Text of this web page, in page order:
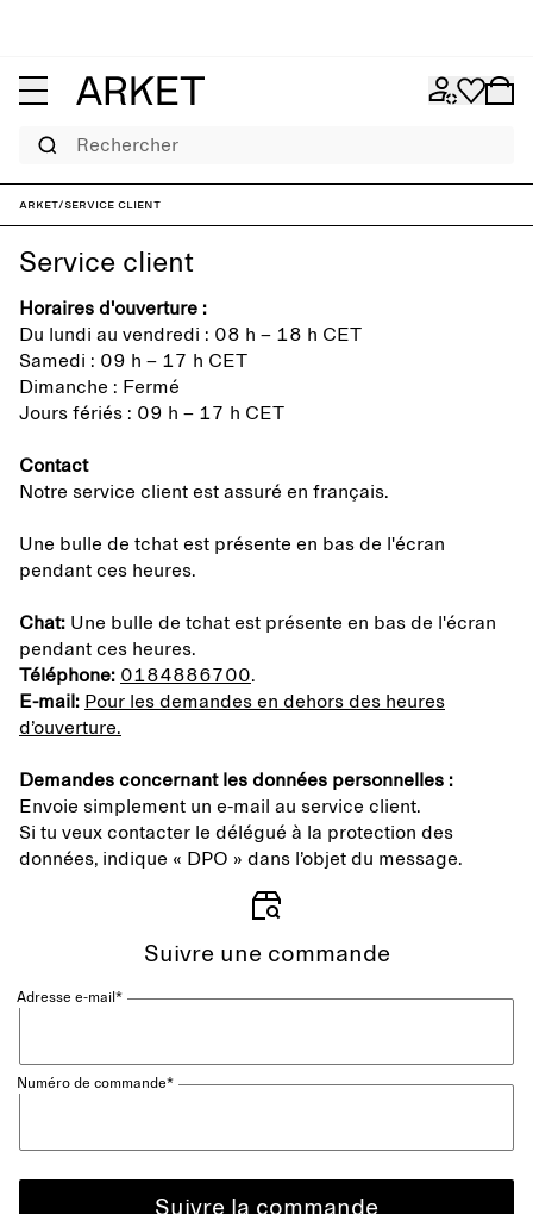
Rechercher
ARKET/Service client
Service client
Horaires d'ouverture :
Du lundi au vendredi : 08 h – 18 h CET
Samedi : 09 h – 17 h CET
Dimanche : Fermé
Jours fériés : 09 h – 17 h CET
Contact
Notre service client est assuré en français.
Une bulle de tchat est présente en bas de l'écran
pendant ces heures.
Chat: Une bulle de tchat est présente en bas de l'écran
pendant ces heures.
Téléphone: 0184886700.
E-mail: Pour les demandes en dehors des heures
d’ouverture.
Demandes concernant les données personnelles :
Envoie simplement un e-mail au service client.
Si tu veux contacter le délégué à la protection des
données, indique « DPO » dans l’objet du message.
Suivre une commande
Adresse e-mail*
Numéro de commande*
Suivre la commande